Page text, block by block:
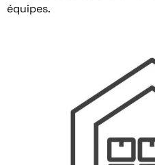
équipes.